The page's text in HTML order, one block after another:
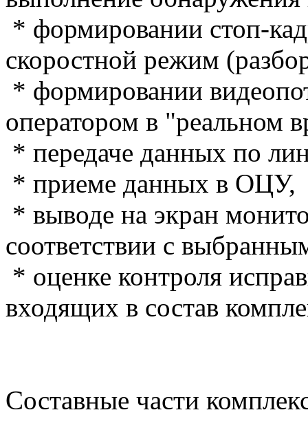
* формировании стоп-
скоростной режим
* формировании
оператором в "реальном
* передаче данных по
* приеме данных в ОЦУ,
* выводе на экран
соответствии с
* оценке контроля
входящих в состав
Составные части